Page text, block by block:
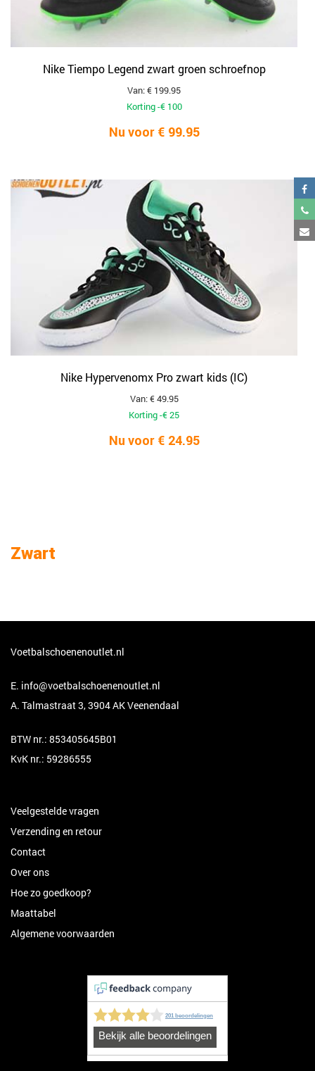
Nike Tiempo Legend zwart groen schroefnop
Van: € 199.95
Korting -€ 100
Nu voor € 99.95
Nike Hypervenomx Pro zwart kids (IC)
Van: € 49.95
Korting -€ 25
Nu voor € 24.95
Zwart
Voetbalschoenenoutlet.nl
E. info@voetbalschoenenoutlet.nl
A. Talmastraat 3, 3904 AK Veenendaal
BTW nr.: 853405645B01
KvK nr.: 59286555
Veelgestelde vragen
Verzending en retour
Contact
Over ons
Hoe zo goedkoop?
Maattabel
Algemene voorwaarden